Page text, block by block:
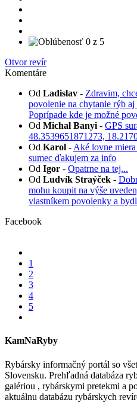
Otvor revír
Komentáre
Od Ladislav - Zdravim,
povolenie na chytanie rýb
Poprípade kde je možné
Od Michal Banyi - GPS
48.3539651871273,
Od Karol - Aké lovne
sumec ďakujem za info
Od Igor - Opatrne na tej...
Od Ludvík Straýček -
mohu koupit na výše
vlastníkem povolenky a
Facebook
1
2
3
4
5
KamNaRyby
Rybársky informačný portál so
Slovensku. Prehľadná databáza
galériou , rybárskymi pretekmi a
aktuálnu databázu rybárskych